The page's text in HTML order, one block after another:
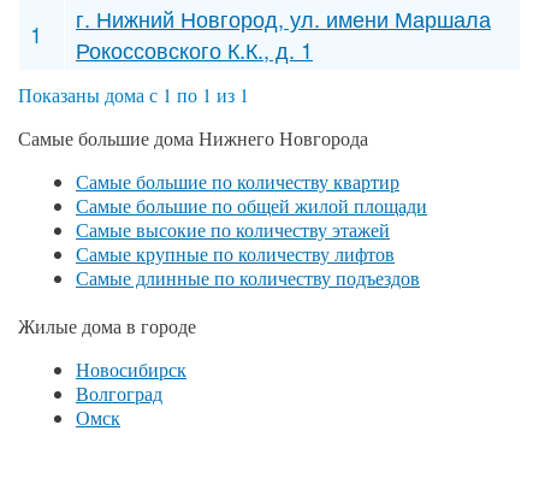
1
г. Нижний Новгород, ул. имени Маршала
Рокоссовского К.К., д. 1
Показаны дома с 1 по 1 из 1
Самые большие дома Нижнего Новгорода
Самые большие по количеству квартир
Самые большие по общей жилой площади
Самые высокие по количеству этажей
Самые крупные по количеству лифтов
Самые длинные по количеству подъездов
Жилые дома в городе
Новосибирск
Волгоград
Омск